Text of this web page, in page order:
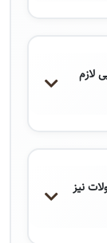
لازم
نیز